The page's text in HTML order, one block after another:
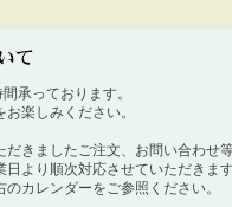
承っております。
楽しみください。
だきましたご注文、お問い合わせ
日より順次対応させていただきま
カレンダーをご参照ください。